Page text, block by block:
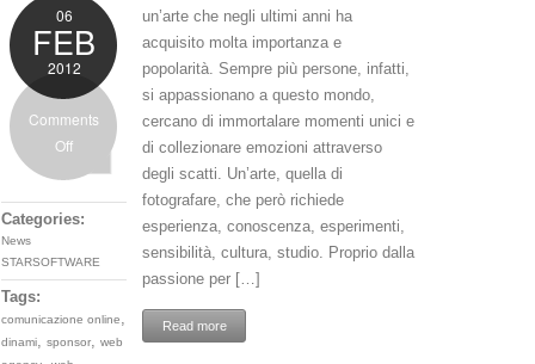
06
FEB
2012
Comments
Off
Categories:
News
STARSOFTWARE
Tags:
comunicazione online,
dinami, sponsor, web
un’arte che negli ultimi anni ha
acquisito molta importanza e
popolarità. Sempre più persone, infatti,
si appassionano a questo mondo,
cercano di immortalare momenti unici e
di collezionare emozioni attraverso
degli scatti. Un’arte, quella di
fotografare, che però richiede
esperienza, conoscenza, esperimenti,
sensibilità, cultura, studio. Proprio dalla
passione per […]
Read more